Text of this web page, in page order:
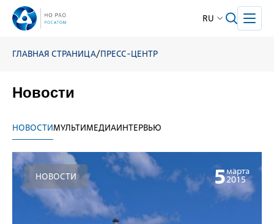
RU
ГЛАВНАЯ СТРАНИЦА/ПРЕСС-ЦЕНТР
Новости
НОВОСТИМУЛЬТИМЕДИАИНТЕРВЬЮ
НОВОСТИ 5марта
2015